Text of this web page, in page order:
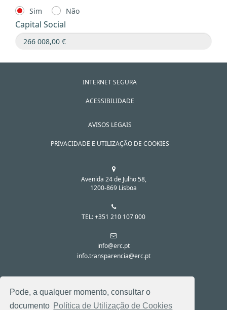
Pode, a qualquer momento, consultar o
documento Política de Utilização de Cookies
Sim Não
Capital Social
INTERNET SEGURA
ACESSIBILIDADE
AVISOS LEGAIS
PRIVACIDADE E UTILIZAÇÃO DE COOKIES
Avenida 24 de Julho 58,
1200-869 Lisboa
TEL: +351 210 107 000
info@erc.pt
info.transparencia@erc.pt